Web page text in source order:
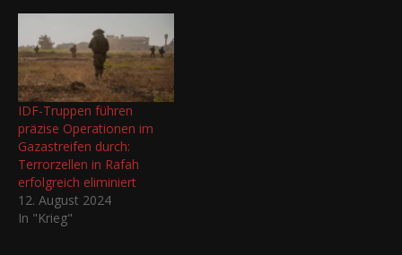
IDF-Truppen führen
präzise Operationen im
Gazastreifen durch:
Terrorzellen in Rafah
erfolgreich eliminiert
12. August 2024
In "Krieg"